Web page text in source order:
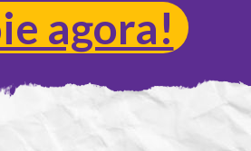
agora!